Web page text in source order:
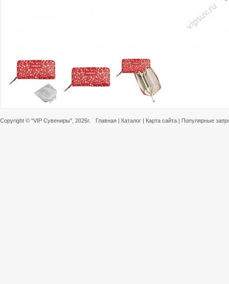
Copyright © "VIP Сувениры" , 2026г. Главная | Каталог | Карта сайта | Популярные